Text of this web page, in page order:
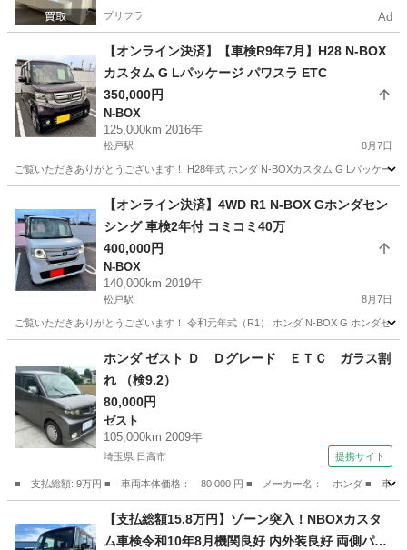
プリフラ Ad
【オンライン決済】【車検R9年7月】H28 N-BOX
カスタム G Lパッケージ パワスラ ETC
350,000円
N-BOX
125,000km 2016年
松戸駅 8月7日
ご覧いただきありがとうございます！ H28年式 ホンダ N-BOXカスタム G Lパッケー
松戸駅 N-BOX
【オンライン決済】4WD R1 N-BOX Gホンダセン
シング 車検2年付 コミコミ40万
400,000円
N-BOX
140,000km 2019年
松戸駅 8月7日
ご覧いただきありがとうございます！ 令和元年式（R1） ホンダ N-BOX G ホンダセ
松戸駅 N-BOX
ホンダ ゼスト Ｄ Ｄグレード ＥＴＣ ガラス割
れ （検9.2）
80,000円
ゼスト
105,000km 2009年
埼玉県 日高市 提携サイト
■ 支払総額: 9万円 ■ 車両本体価格： 80,000 円 ■ メーカー名： ホンダ ■
ゼスト
【支払総額15.8万円】ゾーン突入！NBOXカスタ
ム車検令和10年8月機関良好 内外装良好 両側パワ